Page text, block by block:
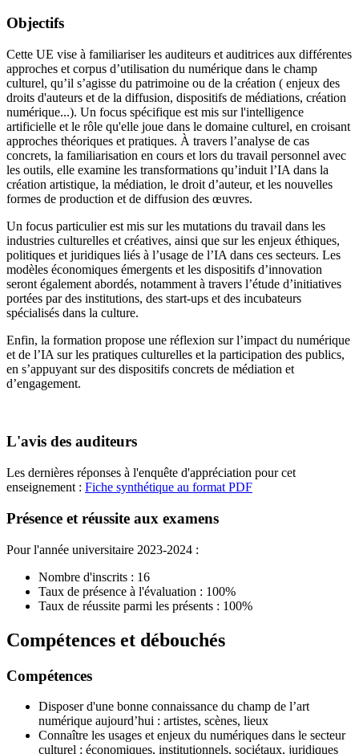
Objectifs
Cette UE vise à familiariser les auditeurs et auditrices aux différentes
approches et corpus d’utilisation du numérique dans le champ
culturel, qu’il s’agisse du patrimoine ou de la création ( enjeux des
droits d'auteurs et de la diffusion, dispositifs de médiations, création
numérique...). Un focus spécifique est mis sur l'intelligence
artificielle et le rôle qu'elle joue dans le domaine culturel, en croisant
approches théoriques et pratiques. À travers l’analyse de cas
concrets, la familiarisation en cours et lors du travail personnel avec
les outils, elle examine les transformations qu’induit l’IA dans la
création artistique, la médiation, le droit d’auteur, et les nouvelles
formes de production et de diffusion des œuvres.
Un focus particulier est mis sur les mutations du travail dans les
industries culturelles et créatives, ainsi que sur les enjeux éthiques,
politiques et juridiques liés à l’usage de l’IA dans ces secteurs. Les
modèles économiques émergents et les dispositifs d’innovation
seront également abordés, notamment à travers l’étude d’initiatives
portées par des institutions, des start-ups et des incubateurs
spécialisés dans la culture.
Enfin, la formation propose une réflexion sur l’impact du numérique
et de l’IA sur les pratiques culturelles et la participation des publics,
en s’appuyant sur des dispositifs concrets de médiation et
d’engagement.
L'avis des auditeurs
Les dernières réponses à l'enquête d'appréciation pour cet
enseignement : Fiche synthétique au format PDF
Présence et réussite aux examens
Pour l'année universitaire 2023-2024 :
Nombre d'inscrits : 16
Taux de présence à l'évaluation : 100%
Taux de réussite parmi les présents : 100%
Compétences et débouchés
Compétences
Disposer d'une bonne connaissance du champ de l’art
numérique aujourd’hui : artistes, scènes, lieux
Connaître les usages et enjeux du numériques dans le secteur
culturel : économiques, institutionnels, sociétaux, juridiques